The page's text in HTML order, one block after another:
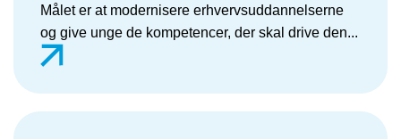
Målet er at modernisere erhvervsuddannelserne
og give unge de kompetencer, der skal drive den...